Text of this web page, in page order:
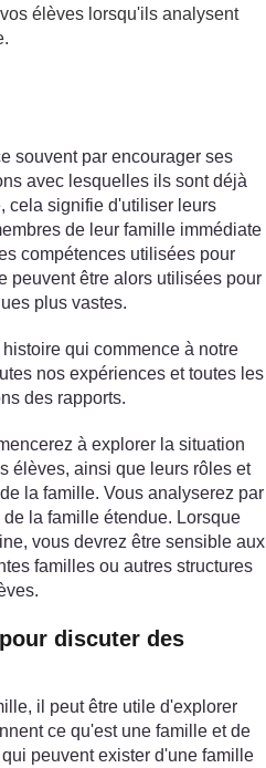
élèves lorsqu'ils analysent
souvent par encourager ses
avec lesquelles ils sont déjà
cela signifie d'utiliser leurs
de leur famille immédiate
compétences utilisées pour
peuvent être alors utilisées pour
plus vastes.
qui commence à notre
nos expériences et toutes les
des rapports.
à explorer la situation
élèves, ainsi que leurs rôles et
la famille. Vous analyserez par
la famille étendue. Lorsque
vous devrez être sensible aux
familles ou autres structures
discuter des
il peut être utile d'explorer
ce qu'est une famille et de
peuvent exister d'une famille